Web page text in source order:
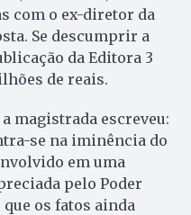
com o ex-diretor da
Se descumprir a
da Editora 3
de reais.
magistrada escreveu:
se na iminência do
em uma
pelo Poder
os fatos ainda